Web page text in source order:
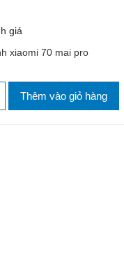
giá
xiaomi 70 mai pro
Thêm vào giỏ hàng